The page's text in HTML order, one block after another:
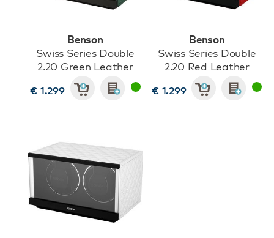
Benson
Swiss Series Double
2.20 Green Leather
€ 1.299
Benson
Swiss Series Double
2.20 Red Leather
€ 1.299